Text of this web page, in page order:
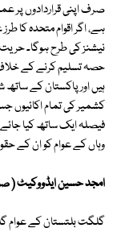
صرف اپنی قراردادوں پر
ہے، اگر اقوام متحدہ کا
نیشنز کی طرح ہوگا۔
حصہ تسلیم کرنے کے خلاف
ہیں اور پاکستان کے
کشمیر کی تمام اکائیوں
فیصلہ ایک ساتھ کیا جائے
وہاں کے عوام کو ان کے
امجد حسین ایڈووکیٹ (
گلگت بلتستان کے عوام